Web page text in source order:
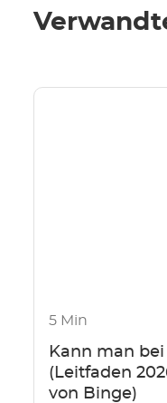
5 Min
Kann man
(Leitfaden
von Binge)